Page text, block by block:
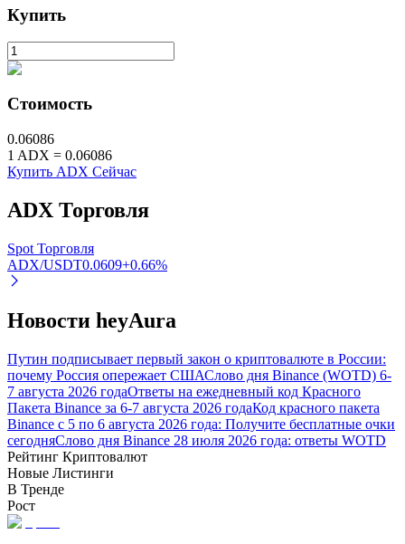
Авто Инвест
Получите долгосрочную прибыль и гибкие проценты
Изучите стейкинг
Узнайте о пассивном доходе
Bitrue
AI
Купить
Стоимость
0.06086
1 ADX = 0.06086
Купить ADX Сейчас
ADX Торговля
Spot Торговля
ADX/USDT0.0609+0.66%
Новости heyAura
Путин подписывает первый закон о криптовалюте в России:
почему Россия опережает СШАСлово дня Binance (WOTD) 6-
7 августа 2026 годаОтветы на ежедневный код Красного
Пакета Binance за 6-7 августа 2026 годаКод красного пакета
Binance с 5 по 6 августа 2026 года: Получите бесплатные очки
сегодняСлово дня Binance 28 июля 2026 года: ответы WOTD
Рейтинг Криптовалют
Новые Листинги
В Тренде
Рост